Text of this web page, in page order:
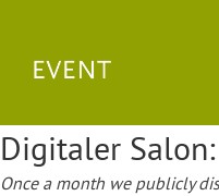
Digitaler
Once a month we publicly